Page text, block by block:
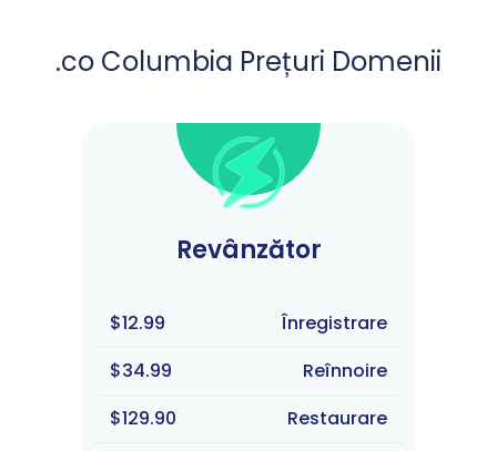
.co Columbia Prețuri Domenii
Revânzător
$12.99
Înregistrare
$34.99
Reînnoire
$129.90
Restaurare